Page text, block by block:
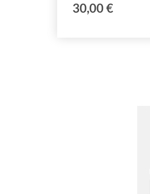
30,00€